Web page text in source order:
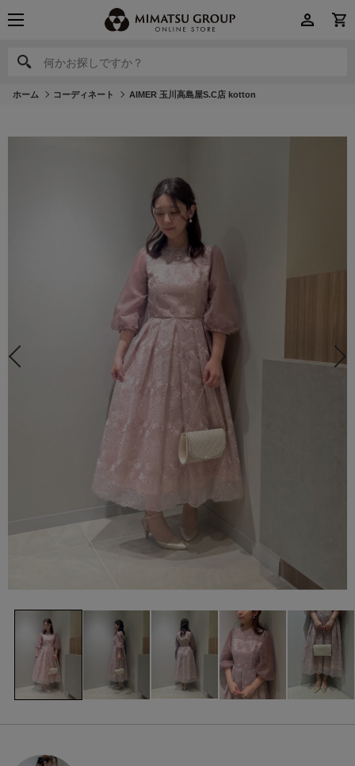
何かお探しですか？
何かお探しですか？
ホーム コーディネート AIMER 玉川高島屋S.C店 kotton